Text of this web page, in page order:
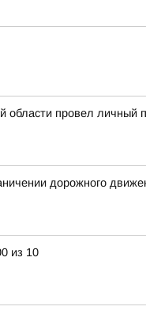
области провел личный
дорожного
из 10